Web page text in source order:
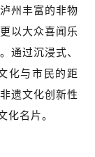
州丰富的非物
以大众喜闻乐
通过沉浸式、
化与市民的距
遗文化创新性
化名片。